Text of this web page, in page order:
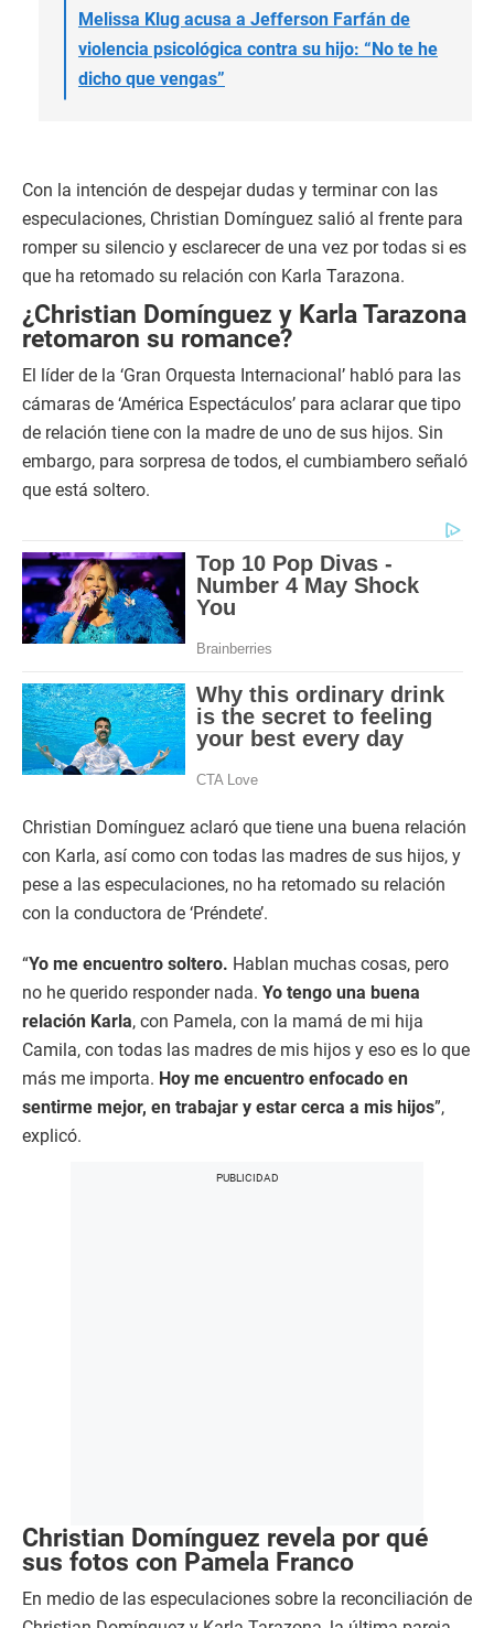
Melissa Klug acusa a Jefferson Farfán de
violencia psicológica contra su hijo: “No te he
dicho que vengas”
Con la intención de despejar dudas y terminar con las
especulaciones, Christian Domínguez salió al frente para
romper su silencio y esclarecer de una vez por todas si es
que ha retomado su relación con Karla Tarazona.
¿Christian Domínguez y Karla Tarazona
retomaron su romance?
El líder de la ‘Gran Orquesta Internacional’ habló para las
cámaras de ‘América Espectáculos’ para aclarar que tipo
de relación tiene con la madre de uno de sus hijos. Sin
embargo, para sorpresa de todos, el cumbiambero señaló
que está soltero.
Christian Domínguez aclaró que tiene una buena relación
con Karla, así como con todas las madres de sus hijos, y
pese a las especulaciones, no ha retomado su relación
con la conductora de ‘Préndete’.
“Yo me encuentro soltero. Hablan muchas cosas, pero
no he querido responder nada. Yo tengo una buena
relación Karla, con Pamela, con la mamá de mi hija
Camila, con todas las madres de mis hijos y eso es lo que
más me importa. Hoy me encuentro enfocado en
sentirme mejor, en trabajar y estar cerca a mis hijos”,
explicó.
Christian Domínguez revela por qué
sus fotos con Pamela Franco
En medio de las especulaciones sobre la reconciliación de